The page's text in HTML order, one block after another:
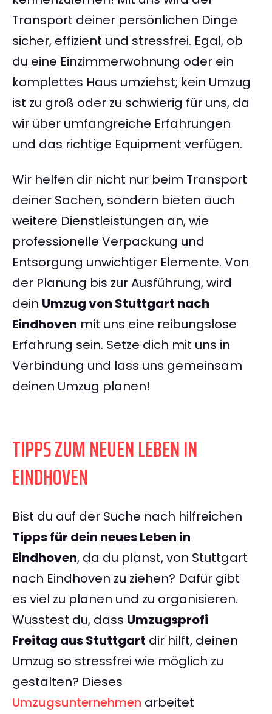
Transport deiner persönlichen Dinge
sicher, effizient und stressfrei. Egal, ob
du eine Einzimmerwohnung oder ein
komplettes Haus umziehst; kein Umzug
ist zu groß oder zu schwierig für uns, da
wir über umfangreiche Erfahrungen
und das richtige Equipment verfügen.
Wir helfen dir nicht nur beim Transport
deiner Sachen, sondern bieten auch
weitere Dienstleistungen an, wie
professionelle Verpackung und
Entsorgung unwichtiger Elemente. Von
der Planung bis zur Ausführung, wird
dein Umzug von Stuttgart nach
Eindhoven mit uns eine reibungslose
Erfahrung sein. Setze dich mit uns in
Verbindung und lass uns gemeinsam
deinen Umzug planen!
TIPPS ZUM NEUEN LEBEN IN
EINDHOVEN
Bist du auf der Suche nach hilfreichen
Tipps für dein neues Leben in
Eindhoven, da du planst, von Stuttgart
nach Eindhoven zu ziehen? Dafür gibt
es viel zu planen und zu organisieren.
Wusstest du, dass Umzugsprofi
Freitag aus Stuttgart dir hilft, deinen
Umzug so stressfrei wie möglich zu
gestalten? Dieses
Umzugsunternehmen arbeitet